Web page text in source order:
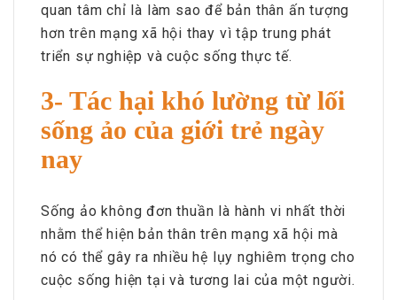
quan tâm chỉ là làm sao để bản thân ấn tượng
hơn trên mạng xã hội thay vì tập trung phát
triển sự nghiệp và cuộc sống thực tế.
3- Tác hại khó lường từ lối
sống ảo của giới trẻ ngày
nay
Sống ảo không đơn thuần là hành vi nhất thời
nhằm thể hiện bản thân trên mạng xã hội mà
nó có thể gây ra nhiều hệ lụy nghiêm trọng cho
cuộc sống hiện tại và tương lai của một người.